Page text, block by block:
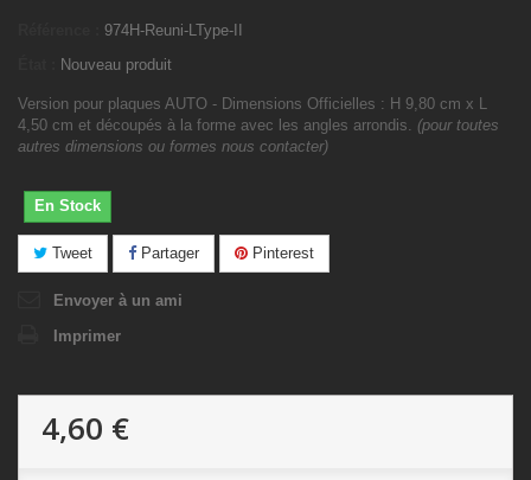
974H-Reuni-LType-II
Nouveau produit
Version pour plaques AUTO - Dimensions Officielles : H 9,80 cm x L
4,50 cm et découpés à la forme avec les angles arrondis. (pour toutes
autres dimensions ou formes nous contacter)
En Stock
Tweet Partager Pinterest
Envoyer à un ami
Imprimer
4,60 €